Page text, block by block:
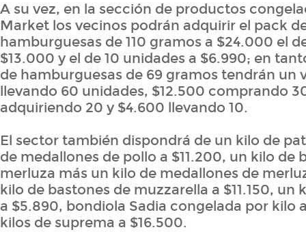
A su vez, en la sección de productos
Market los vecinos podrán adquirir el pack
hamburguesas de 110 gramos a $24.000 el
$13.000 y el de 10 unidades a $6.990; en
de hamburguesas de 69 gramos tendrán un
llevando 60 unidades, $12.500 comprando
adquiriendo 20 y $4.600 llevando 10.
El sector también dispondrá de un kilo de
de medallones de pollo a $11.200, un kilo de
merluza más un kilo de medallones de
kilo de bastones de muzzarella a $11.150, un
a $5.890, bondiola Sadia congelada por kilo
kilos de suprema a $16.500.